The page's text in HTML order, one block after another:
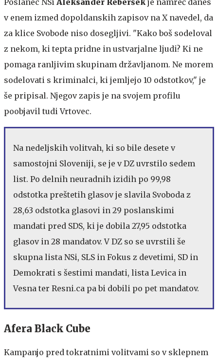
v enem izmed dopoldanskih zapisov na X navedel, da
za klice Svobode niso dosegljivi. "Kako boš sodeloval
z nekom, ki tepta pridne in ustvarjalne ljudi? Ki ne
pomaga ranljivim skupinam državljanom. Ne morem
sodelovati s kriminalci, ki jemljejo 10 odstotkov," je
še pripisal. Njegov zapis je na svojem profilu
poobjavil tudi Vrtovec.
Na nedeljskih volitvah, ki so bile desete v
samostojni Sloveniji, se je v DZ uvrstilo sedem
list. Po delnih neuradnih izidih po 99,98
odstotka preštetih glasov je slavila Svoboda z
28,63 odstotka glasovi in 29 poslanskimi
mandati pred SDS, ki je dobila 27,95 odstotka
glasov in 28 mandatov. V DZ so se uvrstili še
skupna lista NSi, SLS in Fokus z devetimi, SD in
Demokrati s šestimi mandati, lista Levica in
Vesna ter Resni.ca pa bi dobili po pet mandatov.
Afera Black Cube
Kampanjo pred tokratnimi volitvami so v sklepnem